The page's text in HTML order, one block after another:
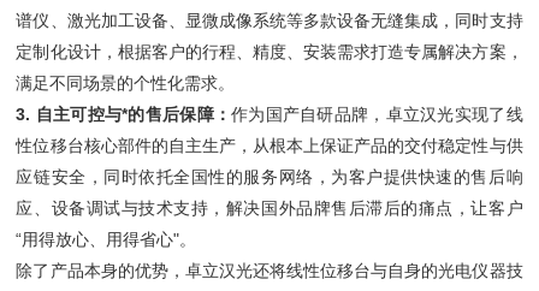
谱仪、激光加工设备、显微成像系统等多款设备无缝集成，同时支持
定制化设计，根据客户的行程、精度、安装需求打造专属解决方案，
满足不同场景的个性化需求。
3. 自主可控与*的售后保障：作为国产自研品牌，卓立汉光实现了线
性位移台核心部件的自主生产，从根本上保证产品的交付稳定性与供
应链安全，同时依托全国性的服务网络，为客户提供快速的售后响
应、设备调试与技术支持，解决国外品牌售后滞后的痛点，让客户
“用得放心、用得省心"。
除了产品本身的优势，卓立汉光还将线性位移台与自身的光电仪器技